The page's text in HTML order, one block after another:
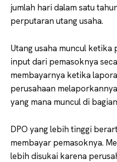
jumlah hari dalam satu
perputaran utang usaha.
Utang usaha muncul ketika
input dari pemasoknya
membayarnya ketika
perusahaan
yang mana muncul di
DPO yang lebih tinggi
membayar pemasoknya.
lebih disukai karena